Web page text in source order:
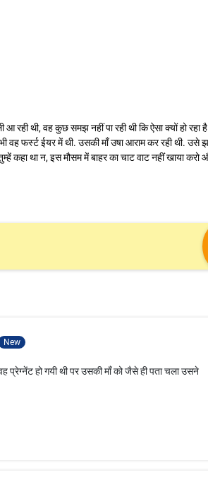
आ रही थी, वह कुछ समझ नहीं पा रही थी कि ऐसा क्यों हो रहा
वह फर्स्ट ईयर में थी. उसकी माँ उषा आराम कर रही थी.
कहा था न, इस मौसम में बाहर का चाट वाट नहीं खाया करो
New
प्रेग्नेंट हो गयी थी पर उसकी माँ को जैसे ही पता चला उसने